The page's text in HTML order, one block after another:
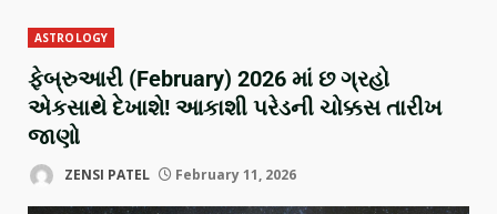
ASTROLOGY
ફેબ્રુઆરી (February) 2026 માં છ ગ્રહો
એકસાથે દેખાશે! આકાશી પરેડની ચોક્કસ તારીખ
જાણો
ZENSI PATEL February 11, 2026